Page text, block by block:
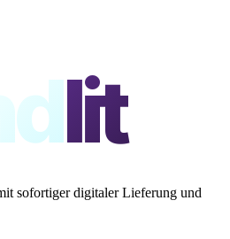
lit
sofortiger digitaler Lieferung und